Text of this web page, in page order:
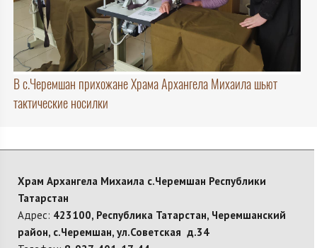
В с.Черемшан прихожане Храма Архангела Михаила шьют
тактические носилки
Храм Архангела Михаила с.Черемшан Республики
Татарстан
Адрес: 423100, Республика Татарстан, Черемшанский
район, с.Черемшан, ул.Советская д.34